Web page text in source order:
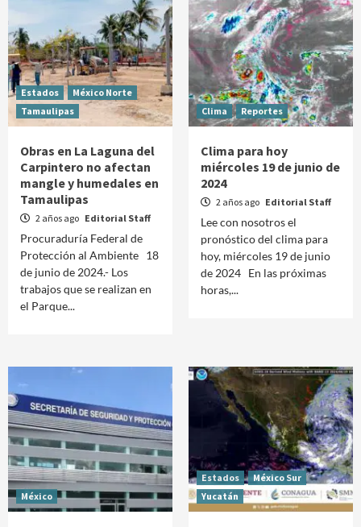
Estados
México Norte
Tamaulipas
Obras en La Laguna del
Carpintero no afectan
mangle y humedales en
Tamaulipas
2 años ago Editorial Staff
Procuraduría Federal de
Protección al Ambiente 18
de junio de 2024.- Los
trabajos que se realizan en
el Parque...
Clima Reportes
Clima para hoy
miércoles 19 de junio de
2024
2 años ago Editorial Staff
Lee con nosotros el
pronóstico del clima para
hoy, miércoles 19 de junio
de 2024 En las próximas
horas,...
México
Estados
México Sur
Yucatán